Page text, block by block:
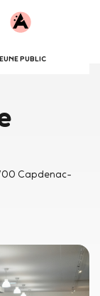
PUBLIC
Capdenac-